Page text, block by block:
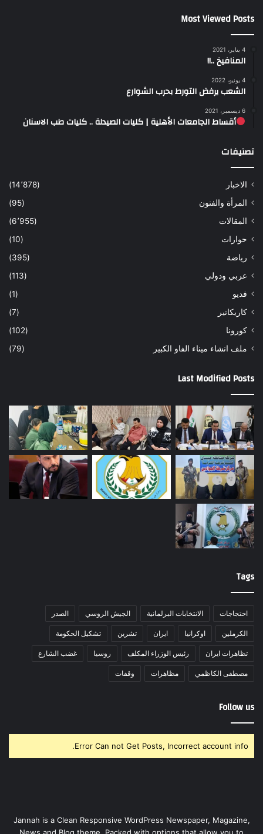
Most Viewed Posts
4 يناير، 2021
المنافيخ ..!!
4 يونيو، 2022
الشعب يرفض التورط بحرب الشوارع
6 ديسمبر، 2021
أقساط الجامعات الأهلية | كليات الصيدلة .. كليات طب الاسنان
تصنيفات
الاخبار
(14٬878)
المرأة والفنون
(95)
المقالات
(6٬955)
حوارات
(10)
رياضة
(395)
عربي ودولي
(113)
فديو
(1)
كاريكاتير
(7)
كورونا
(102)
ملف انشاء ميناء الفاو الكبير
(79)
Last Modified Posts
Tags
احتجاجات الانتخابات البرلمانية الجيش الروسي الصدر
الكرملين اوكرانيا ايران تشرين تشكيل الحكومة
تظاهرات ايران رئيس الوزراء المكلف روسيا غضب الشارع
مصطفى الكاظمي مظاهرات وقفات
Follow us
Error Can not Get Posts, Incorrect account info.
Jannah is a Clean Responsive WordPress Newspaper, Magazine,
News and Blog theme. Packed with options that allow you to